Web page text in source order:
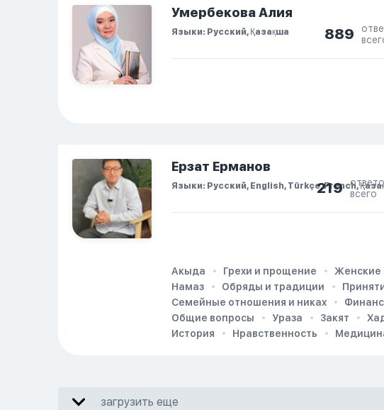
Но потом он проснулся
и спросил, что
случилось. И я
рассказала о своих
проблемах. Затем я
Умербекова Алия
Языки: Русский, Қазақша 889
Ерзат Ерманов
Языки: Русский, English, Türkçe, French,
219
всего
Акыда Грехи и прощение Женские
Намаз
Обряды и традиции
Семейные отношения и никах
Общие вопросы
Ураза Закят
История
Нравственность
загрузить еще